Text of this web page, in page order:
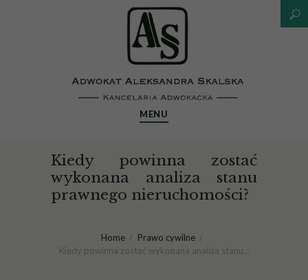
MENU
Kiedy powinna zostać
wykonana analiza stanu
prawnego nieruchomości?
Home
Prawo cywilne
Kiedy powinna zostać wykonana analiza stanu...